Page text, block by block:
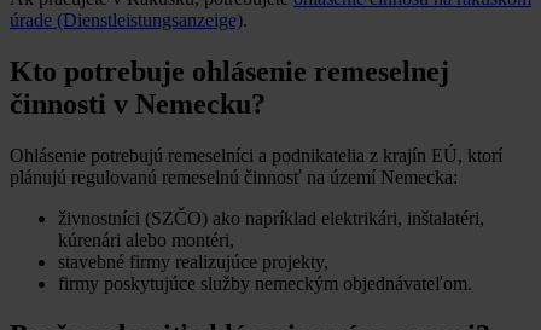
úrade (Dienstleistungsanzeige).
Kto potrebuje ohlásenie remeselnej
činnosti v Nemecku?
Ohlásenie potrebujú remeselníci a podnikatelia z krajín EÚ, ktorí
plánujú regulovanú remeselnú činnosť na území Nemecka:
živnostníci (SZČO) ako napríklad elektrikári, inštalatéri,
kúrenári alebo montéri,
stavebné firmy realizujúce projekty,
firmy poskytujúce služby nemeckým objednávateľom.